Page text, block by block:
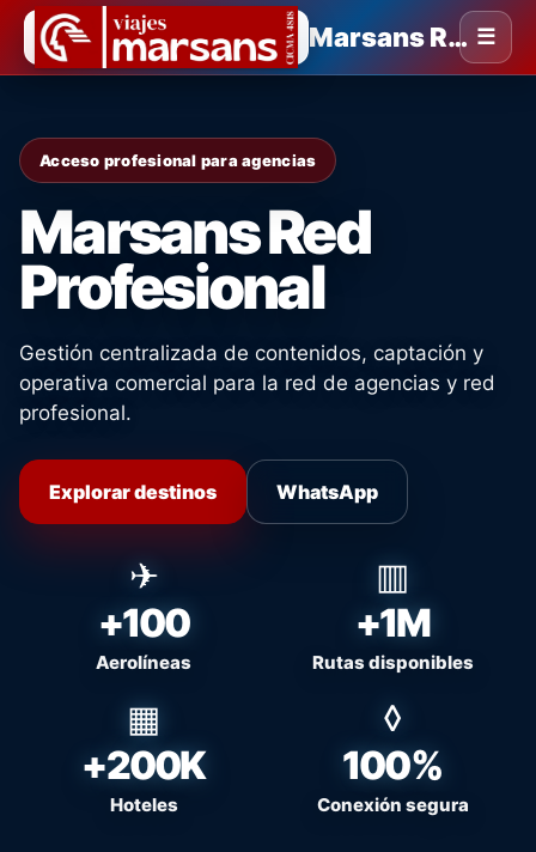
Marsans Red Profesional ☰
Acceso profesional para agencias
Marsans Red
Profesional
Gestión centralizada de contenidos, captación y
operativa comercial para la red de agencias y red
profesional.
Explorar destinos WhatsApp
+100
Aerolíneas
+1M
Rutas disponibles
+200K
Hoteles
100%
Conexión segura